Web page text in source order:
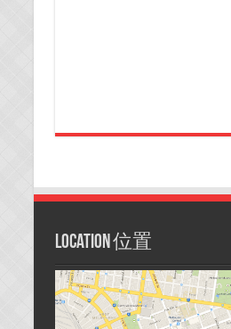
Location 位置